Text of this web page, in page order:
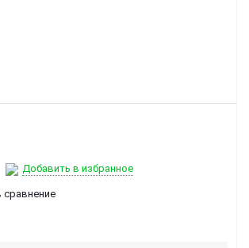
Добавить в избранное
сравнение